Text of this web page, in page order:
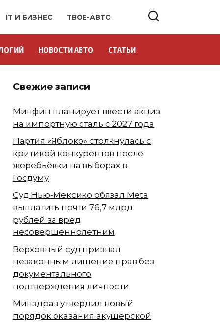
IT И БИЗНЕС ТВОЕ-АВТО
НОВОСТИ АВТО СТАТЬИ
Свежие записи
Минфин планирует ввести акциз
на импортную сталь с 2027 года
Партия «Яблоко» столкнулась с
критикой конкурентов после
жеребьёвки на выборах в
Госдуму
Суд Нью-Мексико обязал Meta
выплатить почти 76,7 млрд
рублей за вред
несовершеннолетним
Верховный суд признал
незаконным лишение прав без
документального
подтверждения личности
Минздрав утвердил новый
порядок оказания акушерской